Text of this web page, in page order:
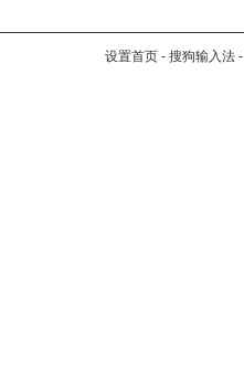
设置首页 - 搜狗输入法 -